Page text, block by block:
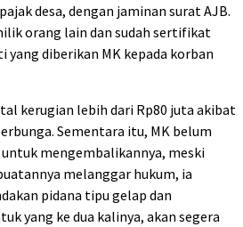
desa, dengan jaminan surat AJB.
orang lain dan sudah sertifikat
yang diberikan MK kepada korban
kerugian lebih dari Rp80 juta akibat
Sementara itu, MK belum
mengembalikannya, meski
melanggar hukum, ia
pidana tipu gelap dan
yang ke dua kalinya, akan segera